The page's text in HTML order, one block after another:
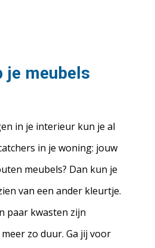
je meubels
in je interieur kun je al
in je woning: jouw
meubels? Dan kun je
van een ander kleurtje.
paar kwasten zijn
zo duur. Ga jij voor